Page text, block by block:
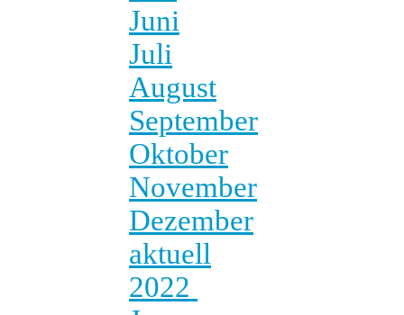
Juni
Juli
August
September
Oktober
November
Dezember
aktuell
2022